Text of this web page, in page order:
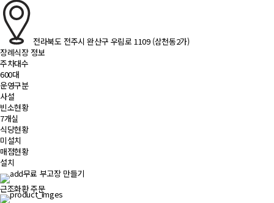
전라북도 전주시 완산구 우림로 1109 (삼천동2가)
장례식장 정보
주차대수
600대
운영구분
사설
빈소현황
7개실
식당현황
미설치
매점현황
설치
무료 부고장 만들기
근조화환 주문